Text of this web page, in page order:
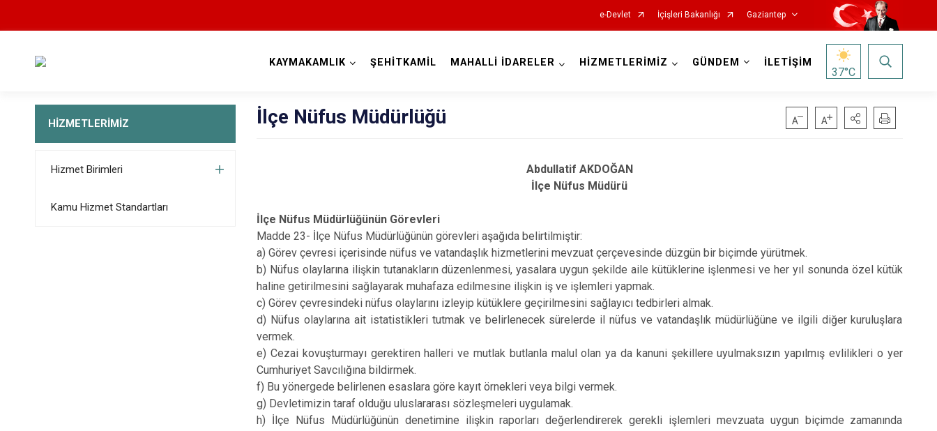
e-Devlet İçişleri Bakanlığı Gaziantep
Karkamış
Nizip
Nurdağı
Oğuzeli
Şehitkamil
Yavuzeli
KAYMAKAMLIK ŞEHİTKAMİL MAHALLİ İDARELER HİZMETLERİMİZ GÜNDEM İLETİŞİM
37°C
HİZMETLERİMİZ
Hizmet Birimleri
Kamu Hizmet Standartları
İlçe Nüfus Müdürlüğü
Abdullatif AKDOĞAN
İlçe Nüfus Müdürü
İlçe Nüfus Müdürlüğünün Görevleri
Madde 23- İlçe Nüfus Müdürlüğünün görevleri aşağıda belirtilmiştir:
a) Görev çevresi içerisinde nüfus ve vatandaşlık hizmetlerini mevzuat çerçevesinde düzgün bir biçimde yürütmek.
b) Nüfus olaylarına ilişkin tutanakların düzenlenmesi, yasalara uygun şekilde aile kütüklerine işlenmesi ve her yıl sonunda özel kütük
haline getirilmesini sağlayarak muhafaza edilmesine ilişkin iş ve işlemleri yapmak.
c) Görev çevresindeki nüfus olaylarını izleyip kütüklere geçirilmesini sağlayıcı tedbirleri almak.
d) Nüfus olaylarına ait istatistikleri tutmak ve belirlenecek sürelerde il nüfus ve vatandaşlık müdürlüğüne ve ilgili diğer kuruluşlara
vermek.
e) Cezai kovuşturmayı gerektiren halleri ve mutlak butlanla malul olan ya da kanuni şekillere uyulmaksızın yapılmış evlilikleri o yer
Cumhuriyet Savcılığına bildirmek.
f) Bu yönergede belirlenen esaslara göre kayıt örnekleri veya bilgi vermek.
g) Devletimizin taraf olduğu uluslararası sözleşmeleri uygulamak.
h) İlçe Nüfus Müdürlüğünün denetimine ilişkin raporları değerlendirerek gerekli işlemleri mevzuata uygun biçimde zamanında